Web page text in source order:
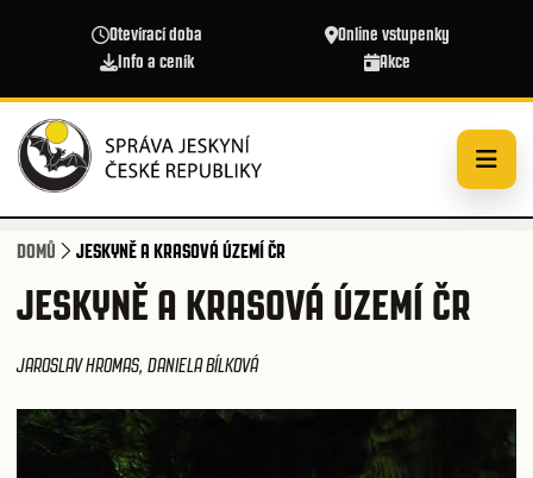
Otevírací doba
Online vstupenky
Info a ceník
Akce
DOMŮ JESKYNĚ A KRASOVÁ ÚZEMÍ ČR
JESKYNĚ A KRASOVÁ ÚZEMÍ ČR
JAROSLAV HROMAS, DANIELA BÍLKOVÁ